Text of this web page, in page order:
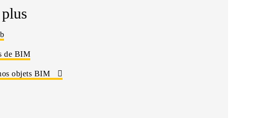
de BIM
objets BIM